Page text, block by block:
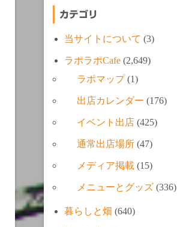
カテゴリ
当サイトについて (3)
ラポラポCafe (2,649)
ラポマップ(1)
出店カレンダー (176)
イベント出店 (425)
通常出店場所 (47)
メディア掲載 (15)
メニューとグッズ (336)
暮らしと畑 (640)